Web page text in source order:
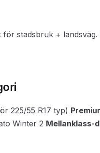
för stadsbruk +
225/55 R17 typ)
Winter 2 Mellanklass-